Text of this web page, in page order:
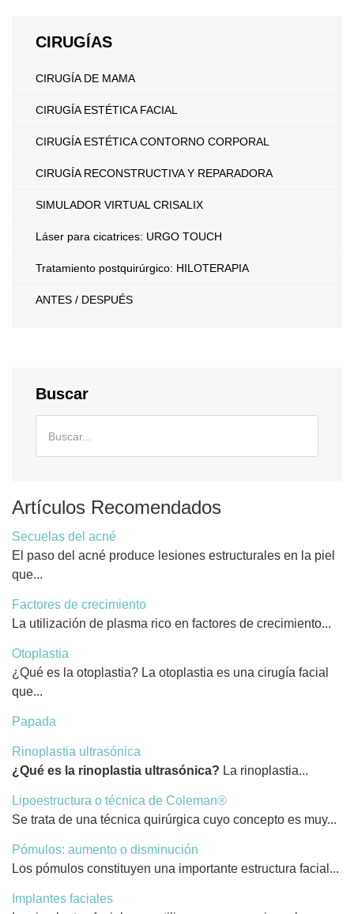
CIRUGÍAS
CIRUGÍA DE MAMA
CIRUGÍA ESTÉTICA FACIAL
CIRUGÍA ESTÉTICA CONTORNO CORPORAL
CIRUGÍA RECONSTRUCTIVA Y REPARADORA
SIMULADOR VIRTUAL CRISALIX
Láser para cicatrices: URGO TOUCH
Tratamiento postquirúrgico: HILOTERAPIA
ANTES / DESPUÉS
Buscar
Artículos Recomendados
Secuelas del acné
El paso del acné produce lesiones estructurales en la piel
que...
Factores de crecimiento
La utilización de plasma rico en factores de crecimiento...
Otoplastia
¿Qué es la otoplastia? La otoplastia es una cirugía facial
que...
Papada
Rinoplastia ultrasónica
¿Qué es la rinoplastia ultrasónica? La rinoplastia...
Lipoestructura o técnica de Coleman®
Se trata de una técnica quirúrgica cuyo concepto es muy...
Pómulos: aumento o disminución
Los pómulos constituyen una importante estructura facial...
Implantes faciales